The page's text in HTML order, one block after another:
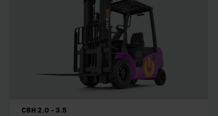
CBH 2.0 - 3.5